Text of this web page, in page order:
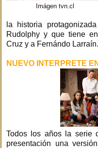
Imágen tvn.cl
la historia
Rudolphy y que tiene
Cruz y a Fernándo Larraín.
NUEVO INTERPRETE
Todos los años la serie
presentación una